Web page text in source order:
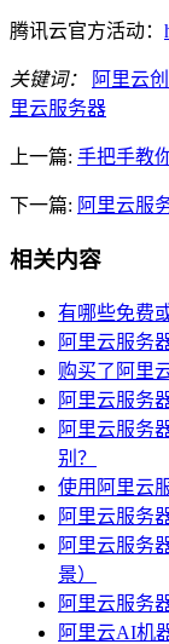
腾讯云官方活动：
关键词： 阿里云
里云服务器
上一篇: 手把手教
下一篇: 阿里云服
相关内容
有哪些免费
阿里云服务
购买了阿里
阿里云服务
阿里云服务
别？
使用阿里云
阿里云服务
阿里云服务
景）
阿里云服务
阿里云AI机